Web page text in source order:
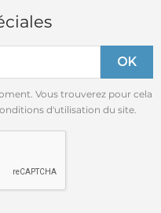
Vous trouverez pour cela
d'utilisation du site.